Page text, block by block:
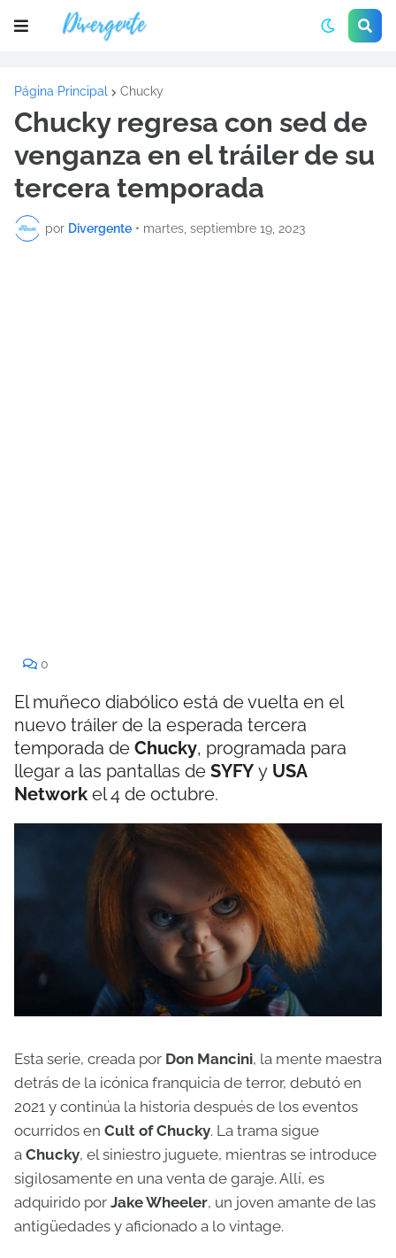
Página Principal Chucky
Chucky regresa con sed de
venganza en el tráiler de su
tercera temporada
por Divergente • martes, septiembre 19, 2023
0
El muñeco diabólico está de vuelta en el
nuevo tráiler de la esperada tercera
temporada de Chucky, programada para
llegar a las pantallas de SYFY y USA
Network el 4 de octubre.
Esta serie, creada por Don Mancini, la mente maestra
detrás de la icónica franquicia de terror, debutó en
2021 y continúa la historia después de los eventos
ocurridos en Cult of Chucky. La trama sigue
a Chucky, el siniestro juguete, mientras se introduce
sigilosamente en una venta de garaje. Allí, es
adquirido por Jake Wheeler, un joven amante de las
antigüedades y aficionado a lo vintage.